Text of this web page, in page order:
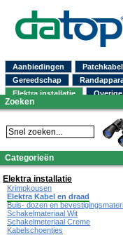
Aanbiedingen
Gereedschap
Elektra installatie
Overige
Zoeken
Categorieën
Elektra installatie
Krimpkousen
Elektra Kabel en draad
Buis- dozen en
Schakelmateriaal Wit
Schakelmeteriaal Creme
Kabelschoentjes